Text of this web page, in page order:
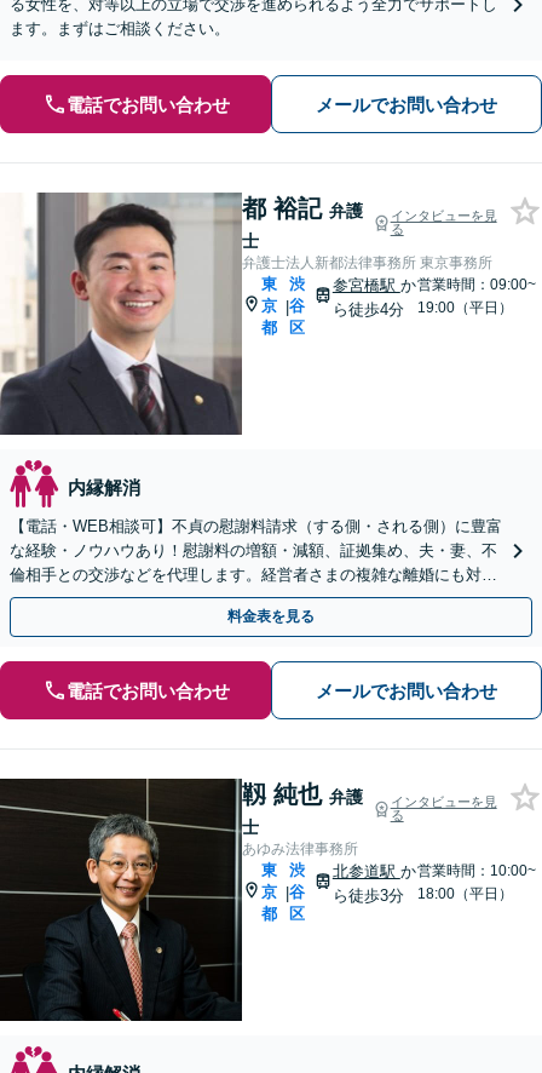
る女性を、対等以上の立場で交渉を進められるよう全力でサポートし
ます。まずはご相談ください。
電話でお問い合わせ メールでお問い合わせ
都 裕記 弁護
士
インタビューを見
る
弁護士法人新都法律事務所 東京事務所
東
京
都
|
渋
谷
区
参宮橋駅 か
ら徒歩4分
営業時間：09:00~
19:00（平日）
内縁解消
【電話・WEB相談可】不貞の慰謝料請求（する側・される側）に豊富
な経験・ノウハウあり！慰謝料の増額・減額、証拠集め、夫・妻、不
倫相手との交渉などを代理します。経営者さまの複雑な離婚にも対応
◎【休日相談あり】【英語・韓国語対応】
料金表を見る
電話でお問い合わせ メールでお問い合わせ
靱 純也 弁護
士
インタビューを見
る
あゆみ法律事務所
東
京
都
|
渋
谷
区
北参道駅 か
ら徒歩3分
営業時間：10:00~
18:00（平日）